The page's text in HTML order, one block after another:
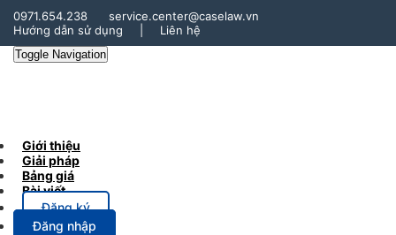
0971.654.238
service.center@caselaw.vn
Hướng dẫn sử dụng
Liên hệ
Toggle Navigation
Giới thiệu
Giải pháp
Bảng giá
Bài viết
Đăng ký
Đăng nhập